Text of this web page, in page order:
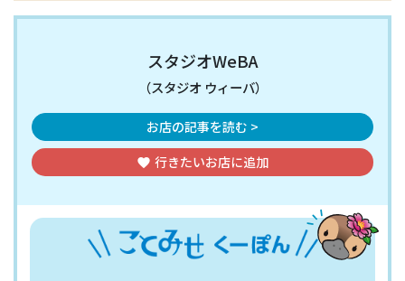
スタジオWeBA
（スタジオ ウィーバ）
お店の記事を読む >
favorite 行きたいお店に追加